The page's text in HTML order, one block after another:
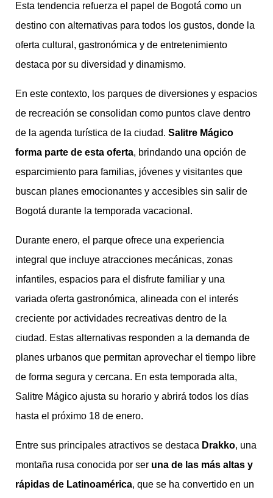
Esta tendencia refuerza el papel de Bogotá como un
destino con alternativas para todos los gustos, donde la
oferta cultural, gastronómica y de entretenimiento
destaca por su diversidad y dinamismo.
En este contexto, los parques de diversiones y espacios
de recreación se consolidan como puntos clave dentro
de la agenda turística de la ciudad. Salitre Mágico
forma parte de esta oferta, brindando una opción de
esparcimiento para familias, jóvenes y visitantes que
buscan planes emocionantes y accesibles sin salir de
Bogotá durante la temporada vacacional.
Durante enero, el parque ofrece una experiencia
integral que incluye atracciones mecánicas, zonas
infantiles, espacios para el disfrute familiar y una
variada oferta gastronómica, alineada con el interés
creciente por actividades recreativas dentro de la
ciudad. Estas alternativas responden a la demanda de
planes urbanos que permitan aprovechar el tiempo libre
de forma segura y cercana. En esta temporada alta,
Salitre Mágico ajusta su horario y abrirá todos los días
hasta el próximo 18 de enero.
Entre sus principales atractivos se destaca Drakko, una
montaña rusa conocida por ser una de las más altas y
rápidas de Latinoamérica, que se ha convertido en un